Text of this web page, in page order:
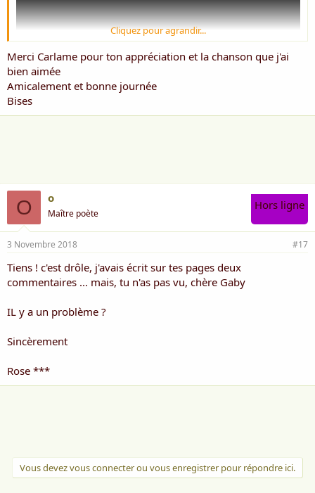
Cliquez pour agrandir...
Merci Carlame pour ton appréciation et la chanson que j'ai
bien aimée
Amicalement et bonne journée
Bises
O o
Maître poète
Hors ligne
3 Novembre 2018 #17
Tiens ! c'est drôle, j'avais écrit sur tes pages deux
commentaires ... mais, tu n'as pas vu, chère Gaby
IL y a un problème ?
Sincèrement
Rose ***
Vous devez vous connecter ou vous enregistrer pour répondre ici.